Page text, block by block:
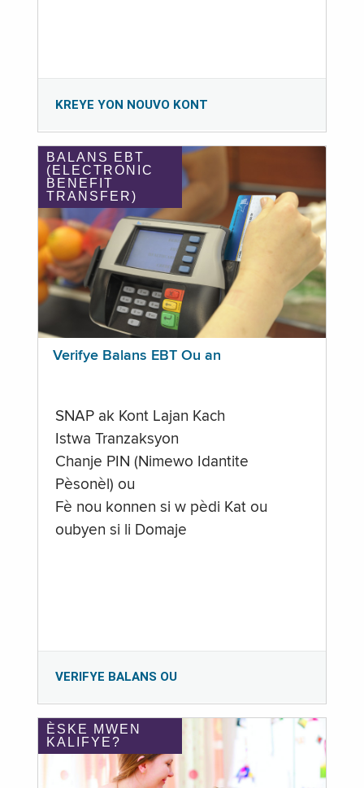
KREYE YON NOUVO KONT
BALANS EBT
(ELECTRONIC
BENEFIT
TRANSFER)
Verifye Balans EBT Ou an
SNAP ak Kont Lajan Kach
Istwa Tranzaksyon
Chanje PIN (Nimewo Idantite
Pèsonèl) ou
Fè nou konnen si w pèdi Kat ou
oubyen si li Domaje
VERIFYE BALANS OU
ÈSKE MWEN
KALIFYE?